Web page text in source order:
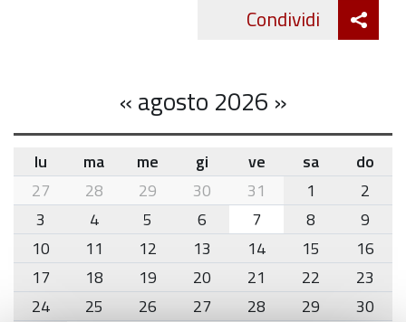
Condividi
«agosto 2026 »
month-
8
lu ma me gi ve sa
do
27
28 29 30 31 1
2
3
4 5 6 7 8
9
10
11 12 13 14 15
16
17
18 19 20 21 22
23
24
25 26 27 28 29
30